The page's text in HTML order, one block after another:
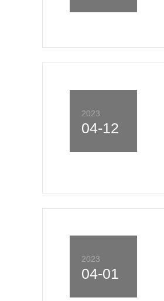
2023
04-12
2023
04-01